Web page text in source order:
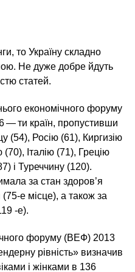
то Україну складно
Не дуже добре йдуть
статей.
економічного форуму
— ти країн, пропустивши
(54), Росію (61), Киргизію
Італію (71), Грецію
і Туреччину (120).
за стан здоров’я
місце), а також за
‑е).
форуму (ВЕФ) 2013
рівність» визначив
і жінками в 136